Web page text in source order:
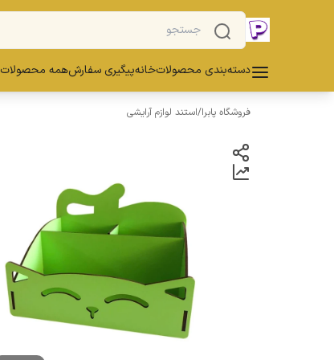
دسته‌بندی محصولاتخانهپیگیری سفارشهمه محصولات
فروشگاه پابرا/استند لوازم آرایشی